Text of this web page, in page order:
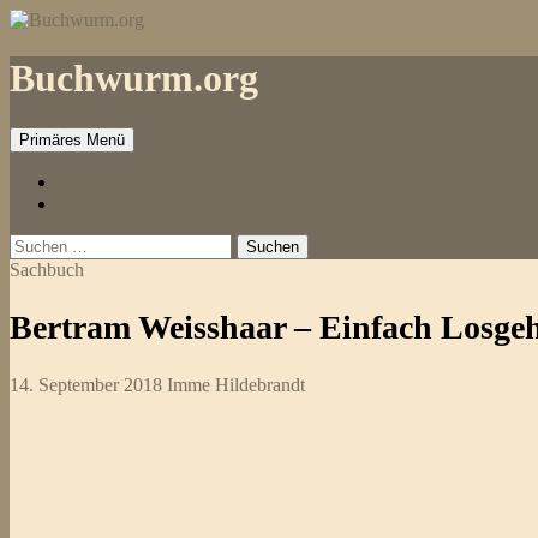
Zum
springen
Buchwurm.org
Primäres Menü
Suchen
nach:
Sachbuch
Bertram Weisshaar – Einfach
14. September 2018 Imme Hildebrandt